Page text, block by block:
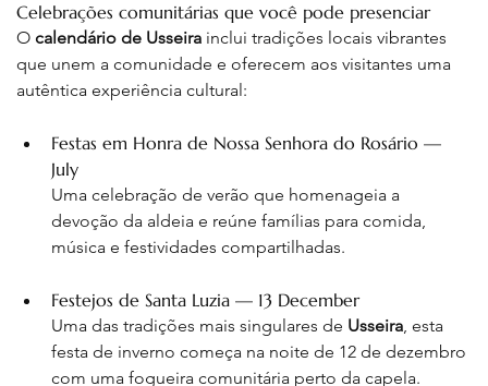
Celebrações comunitárias que você pode presenciar
O calendário de Usseira inclui tradições locais vibrantes
que unem a comunidade e oferecem aos visitantes uma
autêntica experiência cultural:
Festas em Honra de Nossa Senhora do Rosário —
July
Uma celebração de verão que homenageia a
devoção da aldeia e reúne famílias para comida,
música e festividades compartilhadas.
Festejos de Santa Luzia — 13 December
Uma das tradições mais singulares de Usseira, esta
festa de inverno começa na noite de 12 de dezembro
com uma fogueira comunitária perto da capela.